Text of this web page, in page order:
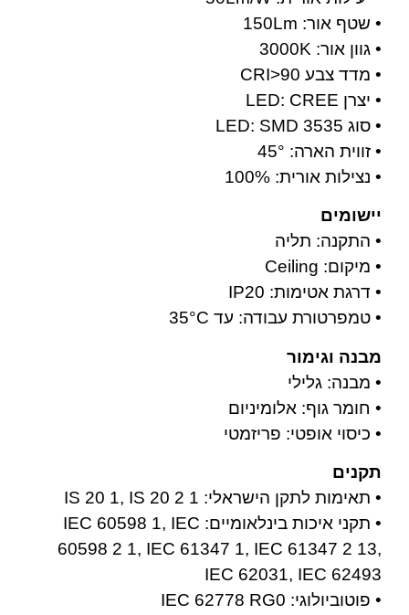
• שטף אור: 150Lm
• גוון אור: 3000K
• מדד צבע CRI>90
• יצרן LED: CREE
• סוג LED: SMD 3535
• זווית הארה: 45°
• נצילות אורית: 100%
יישומים
• התקנה: תליה
• מיקום: Ceiling
• דרגת אטימות: IP20
• טמפרטורת עבודה: עד 35°C
מבנה וגימור
• מבנה: גלילי
• חומר גוף: אלומיניום
• כיסוי אופטי: פריזמטי
תקנים
• תאימות לתקן הישראלי: IS 20 1, IS 20 2 1
• תקני איכות בינלאומיים: IEC 60598 1, IEC
60598 2 1, IEC 61347 1, IEC 61347 2 13,
IEC 62031, IEC 62493
• פוטוביולוגי: IEC 62778 RG0